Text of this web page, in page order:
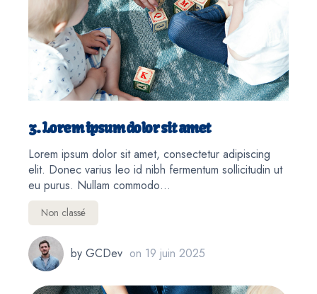
3. Lorem ipsum dolor sit amet
Non classé
Lorem ipsum dolor sit amet, consectetur adipiscing
elit. Donec varius leo id nibh fermentum sollicitudin ut
eu purus. Nullam commodo…
by GCDev on 19 juin 2025
5. Lorem ipsum dolor sit amet